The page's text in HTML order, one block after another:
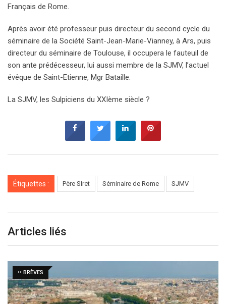
Français de Rome.
Après avoir été professeur puis directeur du second cycle du
séminaire de la Société Saint-Jean-Marie-Vianney, à Ars, puis
directeur du séminaire de Toulouse, il occupera le fauteuil de
son ante prédécesseur, lui aussi membre de la SJMV, l’actuel
évêque de Saint-Etienne, Mgr Bataille.
La SJMV, les Sulpiciens du XXIème siècle ?
Étiquettes : Père SIret Séminaire de Rome SJMV
Articles liés
•• BRÈVES